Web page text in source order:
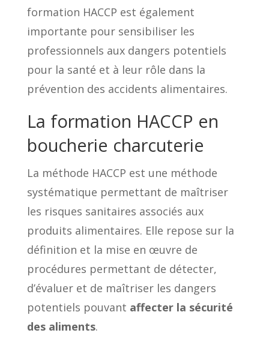
formation HACCP est également
importante pour sensibiliser les
professionnels aux dangers potentiels
pour la santé et à leur rôle dans la
prévention des accidents alimentaires.
La formation HACCP en
boucherie charcuterie
La méthode HACCP est une méthode
systématique permettant de maîtriser
les risques sanitaires associés aux
produits alimentaires. Elle repose sur la
définition et la mise en œuvre de
procédures permettant de détecter,
d’évaluer et de maîtriser les dangers
potentiels pouvant affecter la sécurité
des aliments.